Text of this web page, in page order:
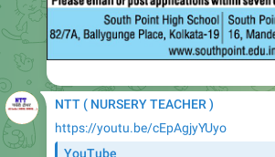
NTT ( NURSERY TEACHER )
https://youtu.be/cEpAgjyYUyo
YouTube
NTT Recruitment 2023, Nursery
Jobs Apply Online For NTT VACANCY